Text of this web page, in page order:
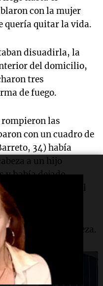
con la mujer
quería quitar la vida.
disuadirla, la
del domicilio,
tres
de fuego.
las
con un cuadro de
34) había
a un hijo
y había dejado
con un tiro en el
en la cabeza.